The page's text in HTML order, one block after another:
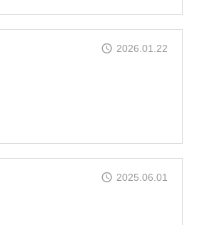
2026.01.22
2025.06.01